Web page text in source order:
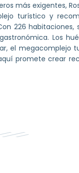
más exigentes,
turístico y
226 habitaciones,
Los
el megacomplejo
promete crear